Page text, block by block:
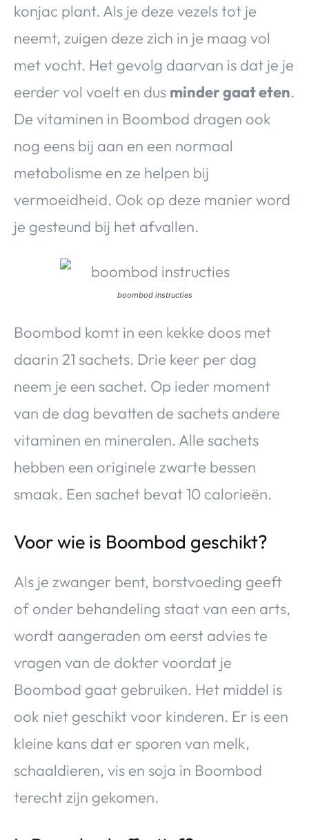
konjac plant. Als je deze vezels tot je
neemt, zuigen deze zich in je maag vol
met vocht. Het gevolg daarvan is dat je je
eerder vol voelt en dus minder gaat eten.
De vitaminen in Boombod dragen ook
nog eens bij aan en een normaal
metabolisme en ze helpen bij
vermoeidheid. Ook op deze manier word
je gesteund bij het afvallen.
boombod instructies
Boombod komt in een kekke doos met
daarin 21 sachets. Drie keer per dag
neem je een sachet. Op ieder moment
van de dag bevatten de sachets andere
vitaminen en mineralen. Alle sachets
hebben een originele zwarte bessen
smaak. Een sachet bevat 10 calorieën.
Voor wie is Boombod geschikt?
Als je zwanger bent, borstvoeding geeft
of onder behandeling staat van een arts,
wordt aangeraden om eerst advies te
vragen van de dokter voordat je
Boombod gaat gebruiken. Het middel is
ook niet geschikt voor kinderen. Er is een
kleine kans dat er sporen van melk,
schaaldieren, vis en soja in Boombod
terecht zijn gekomen.